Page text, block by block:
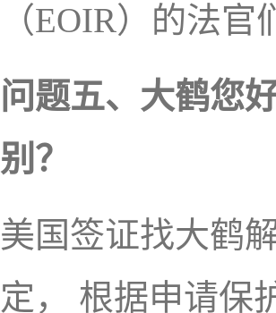
（EOIR）的法官
问题五、大鹤您
别？
美国签证找大鹤
定， 根据申请保